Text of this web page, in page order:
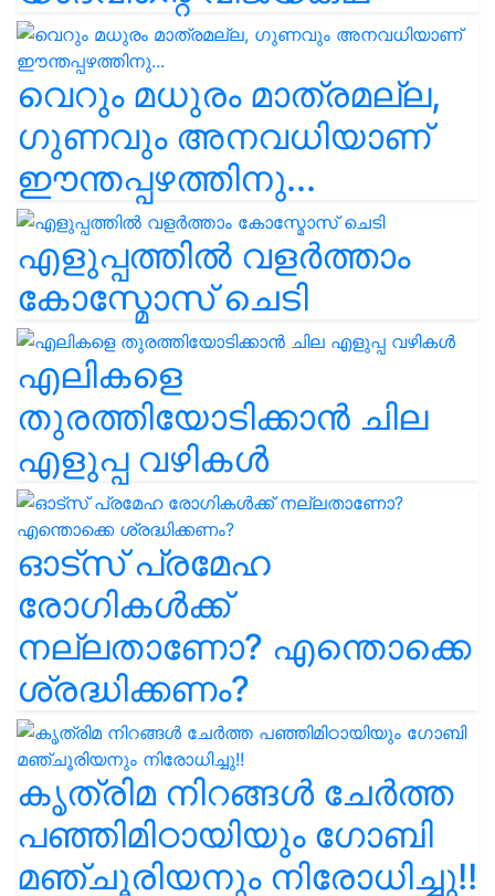
വെറും മധുരം മാത്രമല്ല,
ഗുണവും അനവധിയാണ്
ഈന്തപ്പഴത്തിനു...
എളുപ്പത്തിൽ വളർത്താം
കോസ്മോസ് ചെടി
എലികളെ
തുരത്തിയോടിക്കാൻ ചില
എളുപ്പ വഴികൾ
ഓട്സ് പ്രമേഹ
രോഗികൾക്ക്
നല്ലതാണോ? എന്തൊക്കെ
ശ്രദ്ധിക്കണം?
കൃത്രിമ നിറങ്ങൾ ചേർത്ത
പഞ്ഞിമിഠായിയും ഗോബി
മഞ്ചൂരിയനും നിരോധിച്ചു!!